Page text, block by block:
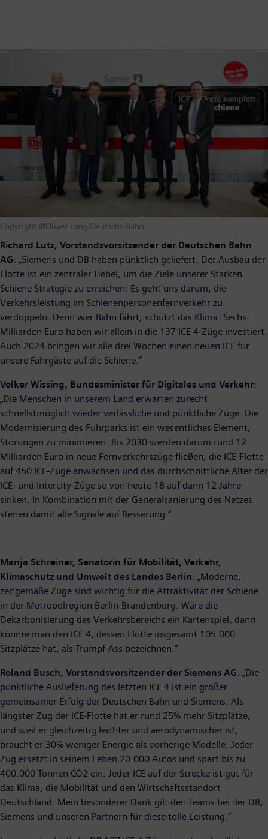
Copyright @Oliver Lang/Deutsche Bahn
Richard Lutz, Vorstandsvorsitzender der Deutschen Bahn
AG: „Siemens und DB haben pünktlich geliefert. Der Ausbau der
Flotte ist ein zentraler Hebel, um die Ziele unserer Starken
Schiene Strategie zu erreichen: Es geht uns darum, die
Verkehrsleistung im Schienenpersonenfernverkehr zu
verdoppeln. Denn wer Bahn fährt, schützt das Klima. Sechs
Milliarden Euro haben wir allein in die 137 ICE 4-Züge investiert.
Auch 2024 bringen wir alle drei Wochen einen neuen ICE für
unsere Fahrgäste auf die Schiene.“
Volker Wissing, Bundesminister für Digitales und Verkehr:
„Die Menschen in unserem Land erwarten zurecht
schnellstmöglich wieder verlässliche und pünktliche Züge. Die
Modernisierung des Fuhrparks ist ein wesentliches Element,
Störungen zu minimieren. Bis 2030 werden darum rund 12
Milliarden Euro in neue Fernverkehrszüge fließen, die ICE-Flotte
auf 450 ICE-Züge anwachsen und das durchschnittliche Alter der
ICE- und Intercity-Züge so von heute 18 auf dann 12 Jahre
sinken. In Kombination mit der Generalsanierung des Netzes
stehen damit alle Signale auf Besserung.“
Manja Schreiner, Senatorin für Mobilität, Verkehr,
Klimaschutz und Umwelt des Landes Berlin: „Moderne,
zeitgemäße Züge sind wichtig für die Attraktivität der Schiene
in der Metropolregion Berlin-Brandenburg. Wäre die
Dekarbonisierung des Verkehrsbereichs ein Kartenspiel, dann
könnte man den ICE 4, dessen Flotte insgesamt 105.000
Sitzplätze hat, als Trumpf-Ass bezeichnen.“
Roland Busch, Vorstandsvorsitzender der Siemens AG: „Die
pünktliche Auslieferung des letzten ICE 4 ist ein großer
gemeinsamer Erfolg der Deutschen Bahn und Siemens. Als
längster Zug der ICE-Flotte hat er rund 25% mehr Sitzplätze,
und weil er gleichzeitig leichter und aerodynamischer ist,
braucht er 30% weniger Energie als vorherige Modelle. Jeder
Zug ersetzt in seinem Leben 20.000 Autos und spart bis zu
400.000 Tonnen CO2 ein. Jeder ICE auf der Strecke ist gut für
das Klima, die Mobilität und den Wirtschaftsstandort
Deutschland. Mein besonderer Dank gilt den Teams bei der DB,
Siemens und unseren Partnern für diese tolle Leistung.“